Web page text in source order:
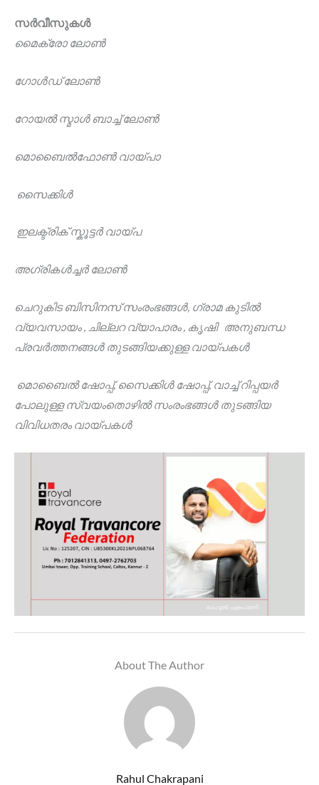
സർവീസുകൾ
മൈക്രോ ലോൺ
ഗോൾഡ് ലോൺ
റോയൽ സ്മാൾ ബാച്ച് ലോൺ
മൊബൈൽഫോൺ വായ്പാ
സൈക്കിൾ
ഇലക്ട്രിക് സ്കൂട്ടർ വായ്പ
അഗ്രികൾച്ചർ ലോൺ
ചെറുകിട ബിസിനസ് സംരംഭങ്ങൾ, ഗ്രാമ കുടിൽ
വ്യവസായം , ചില്ലറ വ്യാപാരം , കൃഷി അനുബന്ധ
പ്രവർത്തനങ്ങൾ തുടങ്ങിയക്കുള്ള വായ്പകൾ
മൊബൈൽ ഷോപ്പ്, സൈക്കിൾ ഷോപ്പ്, വാച്ച് റിപ്പയർ
പോലുള്ള സ്വയംതൊഴിൽ സംരംഭങ്ങൾ തുടങ്ങിയ
വിവിധതരം വായ്പകൾ
About The Author
Rahul Chakrapani